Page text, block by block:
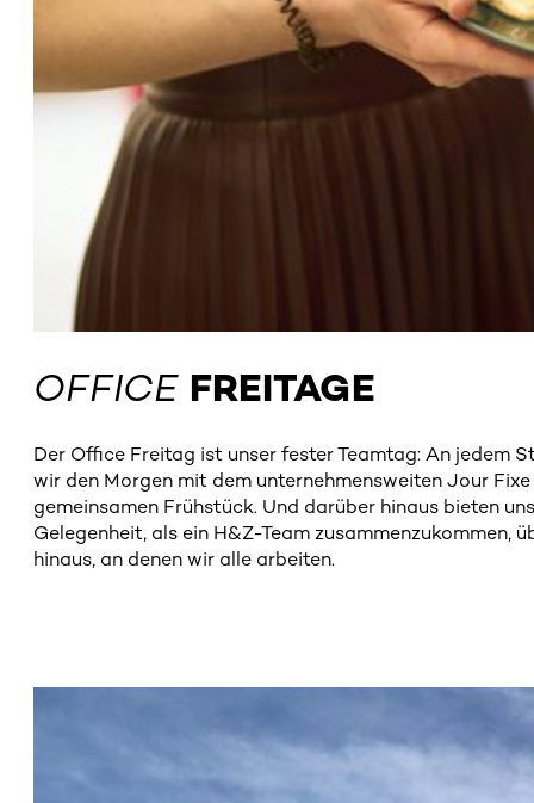
OFFICE FREITAGE
Der Office Freitag ist unser fester Teamtag: An jedem
wir den Morgen mit dem unternehmensweiten Jour Fixe
gemeinsamen Frühstück. Und darüber hinaus bieten
Gelegenheit, als ein H&Z-Team zusammenzukommen,
hinaus, an denen wir alle arbeiten.